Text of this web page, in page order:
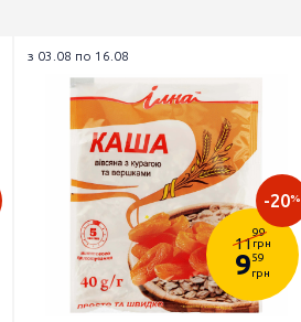
з 03.08 по 16.08
11
99
грн
959
грн
-20%